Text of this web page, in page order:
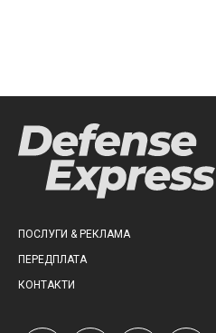
ПОСЛУГИ & РЕКЛАМА
ПЕРЕДПЛАТА
КОНТАКТИ